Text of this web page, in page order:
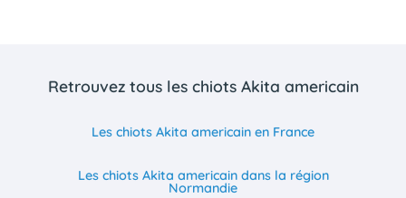
Retrouvez tous les chiots Akita americain
Les chiots Akita americain en France
Les chiots Akita americain dans la région
Normandie